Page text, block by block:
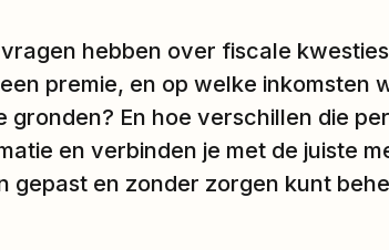
hebben over fiscale
premie, en op welke inkomsten
En hoe verschillen die
en verbinden je met de juiste
gepast en zonder zorgen kunt